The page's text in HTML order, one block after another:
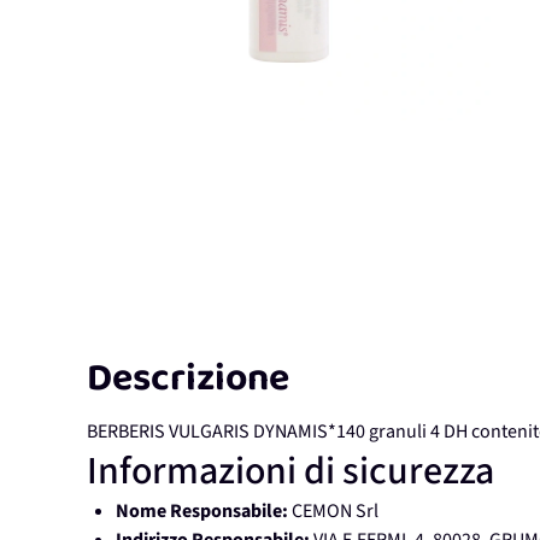
Descrizione
BERBERIS VULGARIS DYNAMIS*140 granuli 4 DH
Informazioni di sicurezza
Nome Responsabile:CEMON Srl